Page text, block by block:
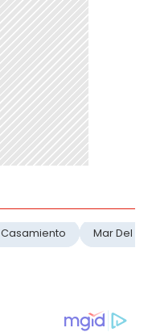
Casamiento Mar Del